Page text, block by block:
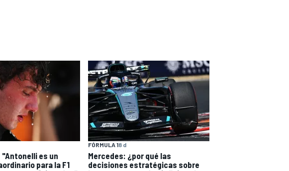
"Antonelli es un
para la F1
FÓRMULA 18 d
Mercedes: ¿por qué las
decisiones estratégicas sobre